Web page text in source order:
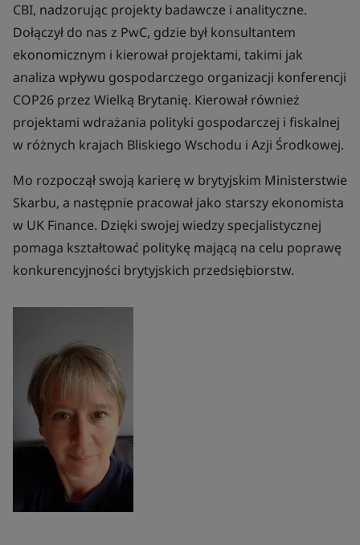
CBI, nadzorując projekty badawcze i analityczne.
Dołączył do nas z PwC, gdzie był konsultantem
ekonomicznym i kierował projektami, takimi jak
analiza wpływu gospodarczego organizacji konferencji
COP26 przez Wielką Brytanię. Kierował również
projektami wdrażania polityki gospodarczej i fiskalnej
w różnych krajach Bliskiego Wschodu i Azji Środkowej.
Mo rozpoczął swoją karierę w brytyjskim Ministerstwie
Skarbu, a następnie pracował jako starszy ekonomista
w UK Finance. Dzięki swojej wiedzy specjalistycznej
pomaga kształtować politykę mającą na celu poprawę
konkurencyjności brytyjskich przedsiębiorstw.